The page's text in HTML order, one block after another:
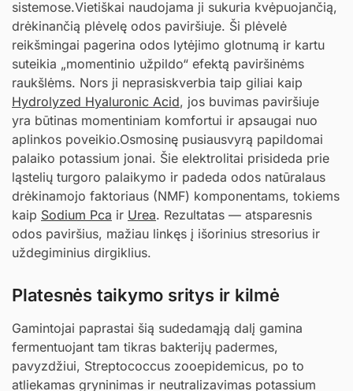
sistemose.Vietiškai naudojama ji sukuria kvėpuojančią,
drėkinančią plėvelę odos paviršiuje. Ši plėvelė
reikšmingai pagerina odos lytėjimo glotnumą ir kartu
suteikia „momentinio užpildo“ efektą paviršinėms
raukšlėms. Nors ji neprasiskverbia taip giliai kaip
Hydrolyzed Hyaluronic Acid, jos buvimas paviršiuje
yra būtinas momentiniam komfortui ir apsaugai nuo
aplinkos poveikio.Osmosinę pusiausvyrą papildomai
palaiko potassium jonai. Šie elektrolitai prisideda prie
ląstelių turgoro palaikymo ir padeda odos natūralaus
drėkinamojo faktoriaus (NMF) komponentams, tokiems
kaip Sodium Pca ir Urea. Rezultatas — atsparesnis
odos paviršius, mažiau linkęs į išorinius stresorius ir
uždegiminius dirgiklius.
Platesnės taikymo sritys ir kilmė
Gamintojai paprastai šią sudedamąją dalį gamina
fermentuojant tam tikras bakterijų padermes,
pavyzdžiui, Streptococcus zooepidemicus, po to
atliekamas gryninimas ir neutralizavimas potassium